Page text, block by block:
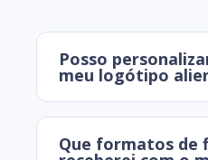
Posso
meu logótipo
Que formatos de